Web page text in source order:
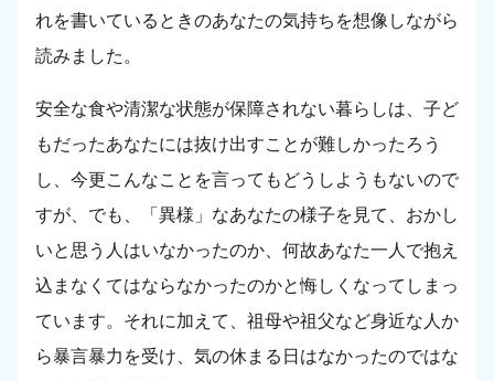
れを書いているときのあなたの気持ちを想像しながら
読みました。
安全な食や清潔な状態が保障されない暮らしは、子ど
もだったあなたには抜け出すことが難しかったろう
し、今更こんなことを言ってもどうしようもないので
すが、でも、「異様」なあなたの様子を見て、おかし
いと思う人はいなかったのか、何故あなた一人で抱え
込まなくてはならなかったのかと悔しくなってしまっ
ています。それに加えて、祖母や祖父など身近な人か
ら暴言暴力を受け、気の休まる日はなかったのではな